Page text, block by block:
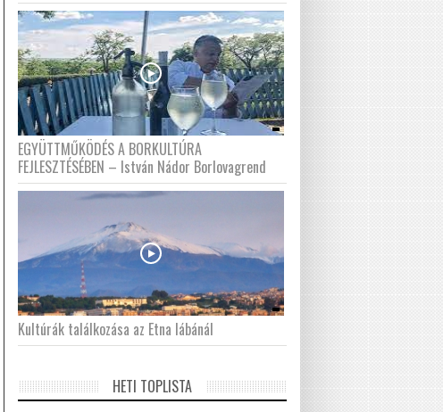
EGYÜTTMŰKÖDÉS A BORKULTÚRA
FEJLESZTÉSÉBEN – István Nádor Borlovagrend
Kultúrák találkozása az Etna lábánál
HETI TOPLISTA